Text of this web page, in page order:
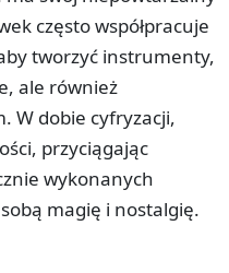
często współpracuje
tworzyć instrumenty,
ale również
W dobie cyfryzacji,
przyciągając
wykonanych
magię i nostalgię.